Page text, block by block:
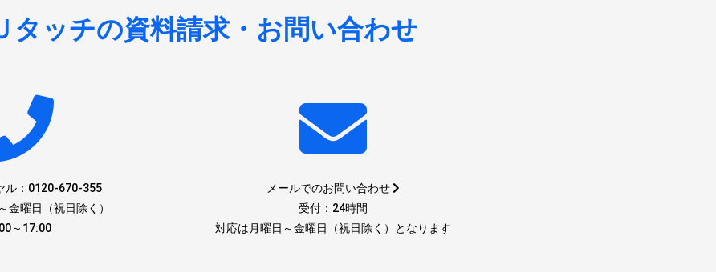
タッチの資料請求・お問い合わせ
： 0120-670-355
金曜日（祝日除く）
～17:00
メールでのお問い合わせ
受付：24時間
対応は月曜日～金曜日（祝日除く）となります